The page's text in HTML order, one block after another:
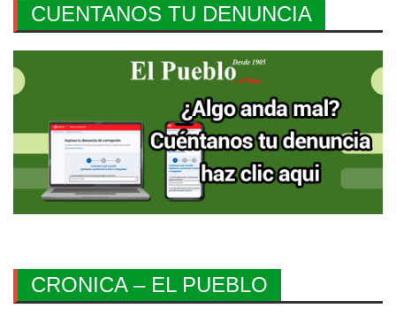
CUENTANOS TU DENUNCIA
CRONICA – EL PUEBLO